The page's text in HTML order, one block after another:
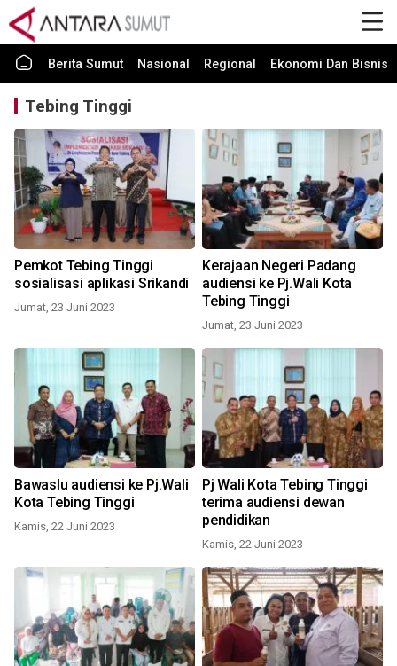
Berita Sumut Nasional Regional Ekonomi Dan Bisnis
Tebing Tinggi
Pemkot Tebing Tinggi
sosialisasi aplikasi Srikandi
Jumat, 23 Juni 2023
Kerajaan Negeri Padang
audiensi ke Pj.Wali Kota
Tebing Tinggi
Jumat, 23 Juni 2023
Bawaslu audiensi ke Pj.Wali
Kota Tebing Tinggi
Kamis, 22 Juni 2023
Pj Wali Kota Tebing Tinggi
terima audiensi dewan
pendidikan
Kamis, 22 Juni 2023